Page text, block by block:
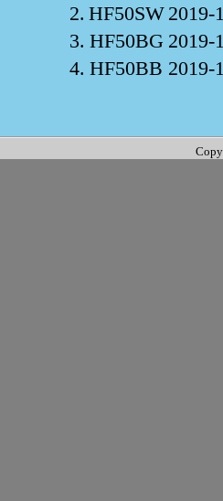
2. HF50SW 2019-
3. HF50BG 2019-
4. HF50BB 2019-